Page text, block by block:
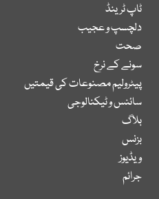
ٹاپ ٹرینڈ
دلچسپ و عجیب
صحت
سونے کے نرخ
پیٹرولیم مصنوعات کی قیمتیں
سائنس و ٹیکنالوجی
بلاگ
بزنس
ویڈیوز
جرائم